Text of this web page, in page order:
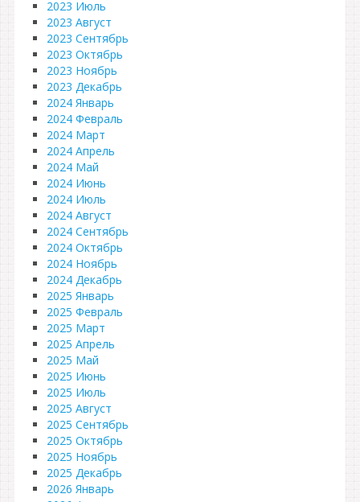
2023 Июль
2023 Август
2023 Сентябрь
2023 Октябрь
2023 Ноябрь
2023 Декабрь
2024 Январь
2024 Февраль
2024 Март
2024 Апрель
2024 Май
2024 Июнь
2024 Июль
2024 Август
2024 Сентябрь
2024 Октябрь
2024 Ноябрь
2024 Декабрь
2025 Январь
2025 Февраль
2025 Март
2025 Апрель
2025 Май
2025 Июнь
2025 Июль
2025 Август
2025 Сентябрь
2025 Октябрь
2025 Ноябрь
2025 Декабрь
2026 Январь